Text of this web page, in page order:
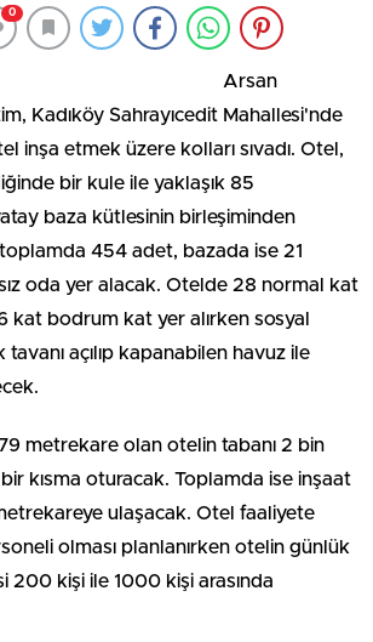
0
Arsan
Kadıköy Sahrayıcedit Mahallesi'nde
inşa etmek üzere kolları sıvadı. Otel,
bir kule ile yaklaşık 85
baza kütlesinin birleşiminden
454 adet, bazada ise 21
oda yer alacak. Otelde 28 normal kat
kat bodrum kat yer alırken sosyal
tavanı açılıp kapanabilen havuz ile
metrekare olan otelin tabanı 2 bin
kısma oturacak. Toplamda ise inşaat
ulaşacak. Otel faaliyete
olması planlanırken otelin günlük
200 kişi ile 1000 kişi arasında